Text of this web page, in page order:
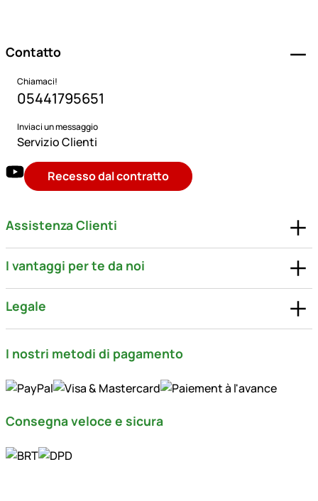
Contatto
Chiamaci!
05441795651
Inviaci un messaggio
Servizio Clienti
Recesso dal contratto
Assistenza Clienti
I vantaggi per te da noi
Legale
I nostri metodi di pagamento
Consegna veloce e sicura